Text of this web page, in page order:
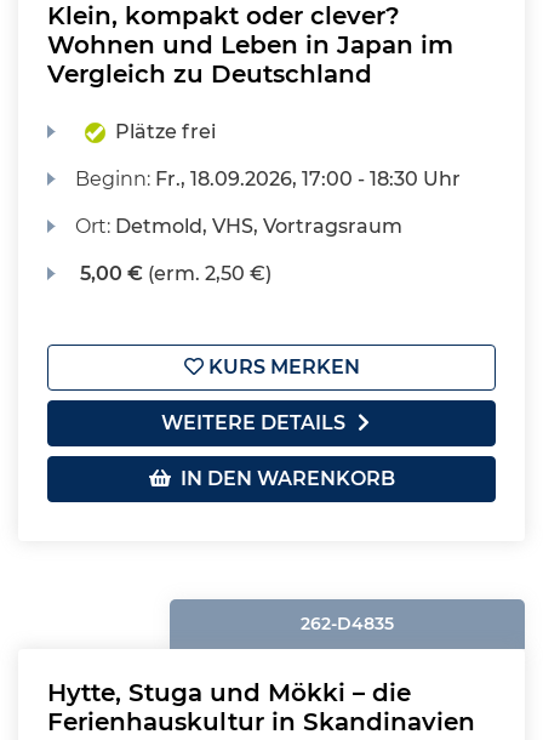
Klein, kompakt oder clever?
Wohnen und Leben in Japan im
Vergleich zu Deutschland
Plätze frei
Beginn: Fr., 18.09.2026, 17:00 - 18:30 Uhr
Ort: Detmold, VHS, Vortragsraum
5,00 € (erm. 2,50 €)
KURS MERKEN
WEITERE DETAILS
IN DEN WARENKORB
262-D4835
Hytte, Stuga und Mökki – die
Ferienhauskultur in Skandinavien